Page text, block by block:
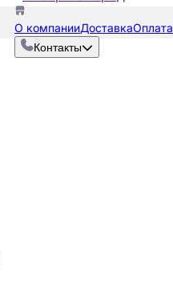
О компанииДоставкаОплата
Контакты